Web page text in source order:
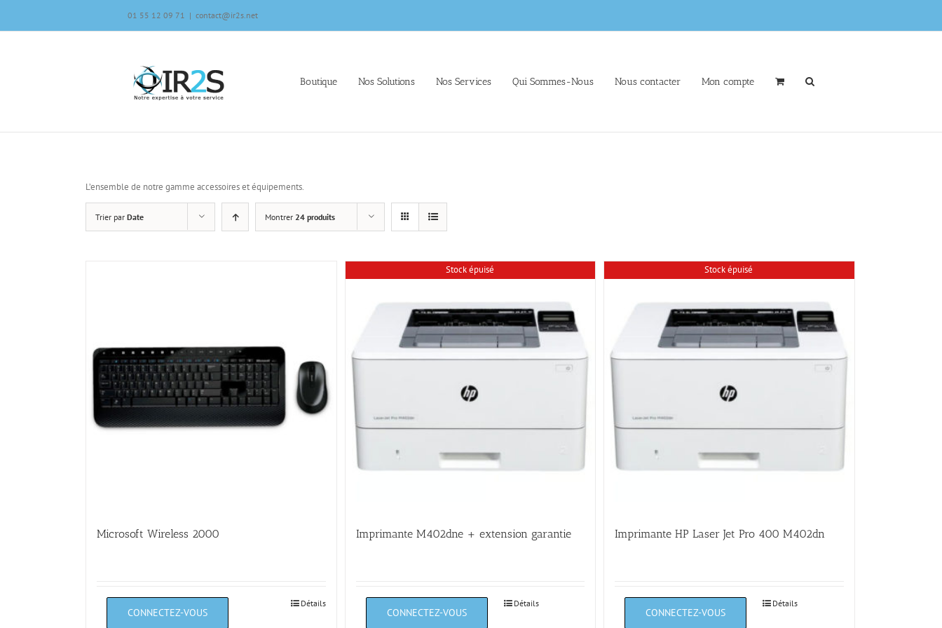
content
01 55 12 09 71 | contact@ir2s.net
Boutique Nos Solutions Nos Services Qui Sommes-Nous Nous contacter Mon compte
L’ensemble de notre gamme accessoires et équipements.
Trier par Date Montrer 24 produits
Microsoft Wireless 2000
Détails
Stock épuisé
Imprimante M402dne + extension garantie
Détails
Stock épuisé
Imprimante HP Laser Jet Pro 400 M402dn
Détails